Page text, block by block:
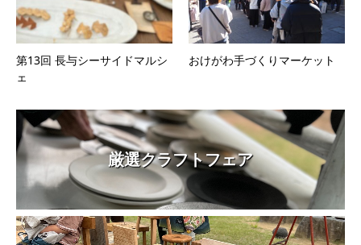
第13回 長与シーサイドマルシ
ェ
おけがわ手づくりマーケット
厳選クラフトフェア